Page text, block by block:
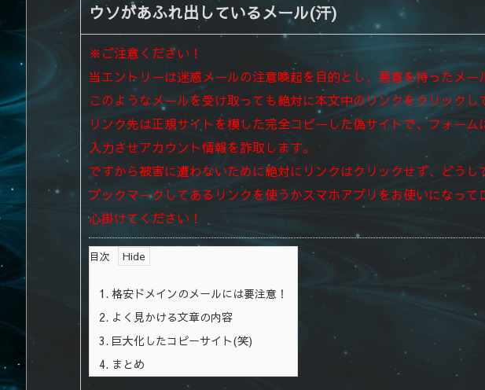
ウソがあふれ出しているメール(汗)
※ご注意ください！
当エントリーは迷惑メールの注意喚起を目的とし、悪意を持ったメー
このようなメールを受け取っても絶対に本文中のリンクをクリックし
リンク先は正規サイトを模した完全コピーした偽サイトで、フォーム
入力させアカウント情報を詐取します。
ですから被害に遭わないために絶対にリンクはクリックせず、 どうし
ブックマークしてあるリンクを使うかスマホアプリをお使いになって
心掛けてください！
目次
1. 格安ドメインのメールには要注意！
2. よく見かける文章の内容
3. 巨大化したコピーサイト(笑)
4. まとめ